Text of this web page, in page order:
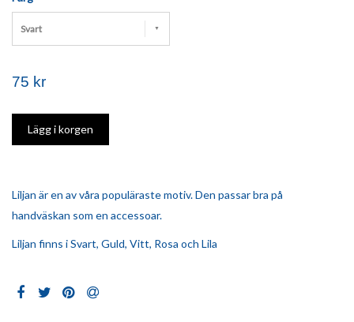
Svart
75 kr
Liljan är en av våra populäraste motiv. Den passar bra på
handväskan som en accessoar.
Liljan finns i Svart, Guld, Vitt, Rosa och Lila